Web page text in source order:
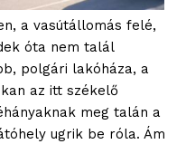
a vasútállomás felé,
óta nem talál
polgári lakóháza, a
az itt székelő
meg talán a
ugrik be róla. Ám